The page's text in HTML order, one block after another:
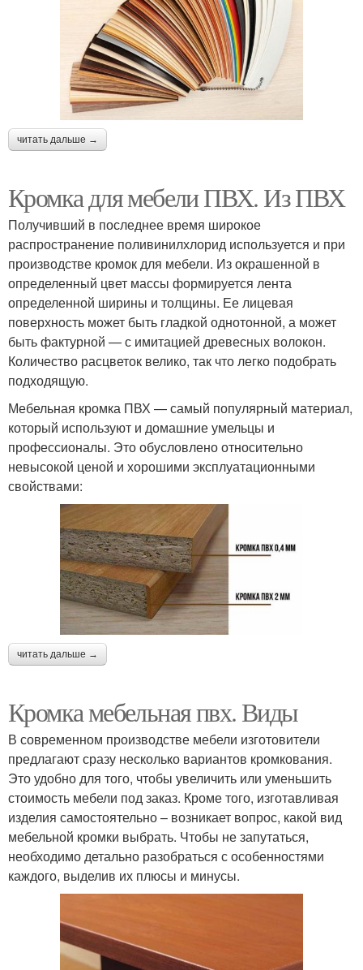
читать дальше →
Кромка для мебели ПВХ. Из ПВХ
Получивший в последнее время широкое
распространение поливинилхлорид используется и при
производстве кромок для мебели. Из окрашенной в
определенный цвет массы формируется лента
определенной ширины и толщины. Ее лицевая
поверхность может быть гладкой однотонной, а может
быть фактурной — с имитацией древесных волокон.
Количество расцветок велико, так что легко подобрать
подходящую.
Мебельная кромка ПВХ — самый популярный материал,
который используют и домашние умельцы и
профессионалы. Это обусловлено относительно
невысокой ценой и хорошими эксплуатационными
свойствами:
читать дальше →
Кромка мебельная пвх. Виды
В современном производстве мебели изготовители
предлагают сразу несколько вариантов кромкования.
Это удобно для того, чтобы увеличить или уменьшить
стоимость мебели под заказ. Кроме того, изготавливая
изделия самостоятельно – возникает вопрос, какой вид
мебельной кромки выбрать. Чтобы не запутаться,
необходимо детально разобраться с особенностями
каждого, выделив их плюсы и минусы.